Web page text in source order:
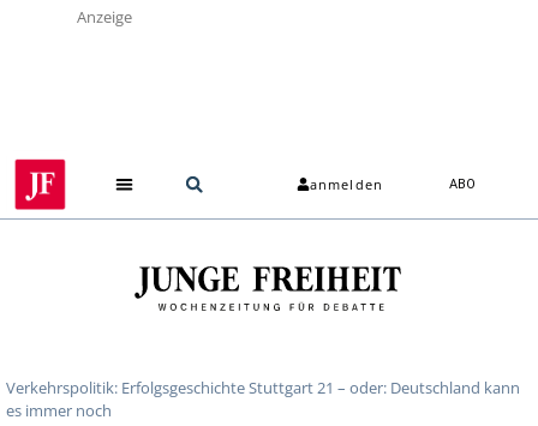
Anzeige
anmelden ABO
Verkehrspolitik: Erfolgsgeschichte Stuttgart 21 – oder: Deutschland kann
es immer noch